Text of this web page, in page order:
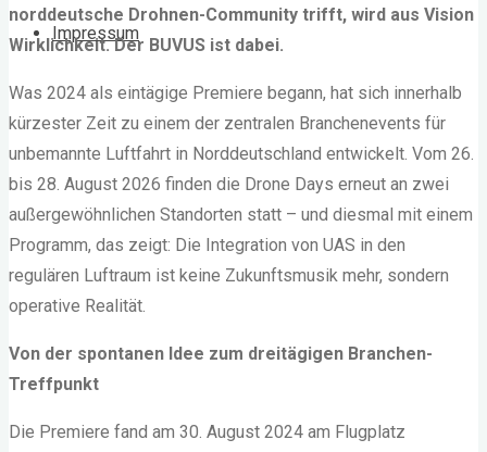
any
mission.Impressum
norddeutsche Drohnen-Community trifft, wird aus Vision
Wirklichkeit. Der BUVUS ist dabei.
Was 2024 als eintägige Premiere begann, hat sich innerhalb
kürzester Zeit zu einem der zentralen Branchenevents für
unbemannte Luftfahrt in Norddeutschland entwickelt. Vom 26.
bis 28. August 2026 finden die Drone Days erneut an zwei
außergewöhnlichen Standorten statt – und diesmal mit einem
Programm, das zeigt: Die Integration von UAS in den
regulären Luftraum ist keine Zukunftsmusik mehr, sondern
operative Realität.
Von der spontanen Idee zum dreitägigen Branchen-
Treffpunkt
Die Premiere fand am 30. August 2024 am Flugplatz